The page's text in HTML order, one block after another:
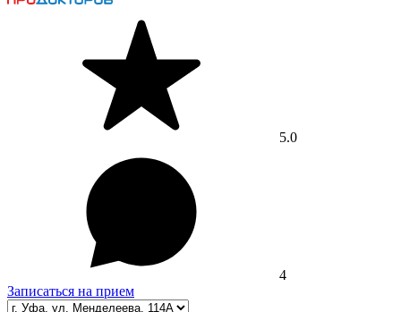
5.0
4
Записаться на прием